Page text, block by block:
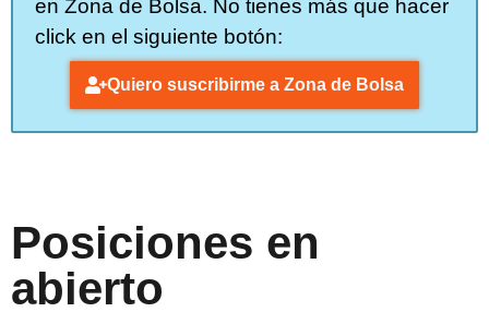
en Zona de Bolsa. No tienes más que hacer
click en el siguiente botón:
Quiero suscribirme a Zona de Bolsa
Posiciones en
abierto